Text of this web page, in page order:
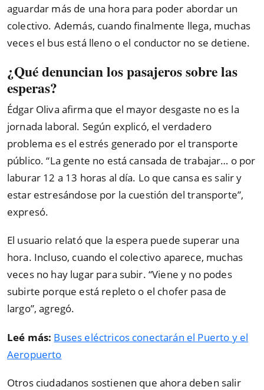
aguardar más de una hora para poder abordar un
colectivo. Además, cuando finalmente llega, muchas
veces el bus está lleno o el conductor no se detiene.
¿Qué denuncian los pasajeros sobre las
esperas?
Édgar Oliva afirma que el mayor desgaste no es la
jornada laboral. Según explicó, el verdadero
problema es el estrés generado por el transporte
público. “La gente no está cansada de trabajar… o por
laburar 12 a 13 horas al día. Lo que cansa es salir y
estar estresándose por la cuestión del transporte”,
expresó.
El usuario relató que la espera puede superar una
hora. Incluso, cuando el colectivo aparece, muchas
veces no hay lugar para subir. “Viene y no podes
subirte porque está repleto o el chofer pasa de
largo”, agregó.
Leé más: Buses eléctricos conectarán el Puerto y el
Aeropuerto
Otros ciudadanos sostienen que ahora deben salir